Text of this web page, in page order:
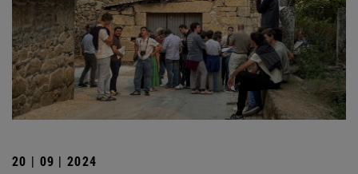
20 | 09 | 2024